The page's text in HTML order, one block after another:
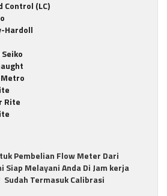
Control (LC)
Hardoll
Rite
Pembelian Flow Meter Dari
Siap Melayani Anda Di Jam kerja
Termasuk Calibrasi